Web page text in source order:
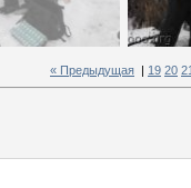
« Предыдущая 19 20